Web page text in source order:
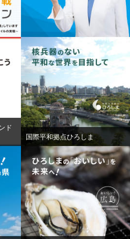
ビ
ようこそ知事室へ
ド
国際平和拠点ひろしま